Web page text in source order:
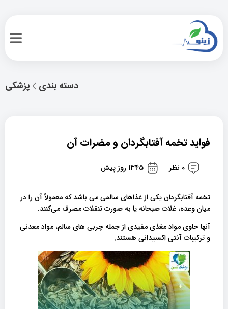
پزشکی دسته بندی
فواید تخمه آفتابگردان و مضرات آن
0 نظر 1345 روز پیش
تخمه آفتابگردان یکی از غذاهای سالمی می باشد که معمولاً آن‌ را در
میان وعده، غلات صبحانه یا به صورت تنقلات مصرف می‌کنند.
آنها حاوی مواد مغذی مفیدی از جمله چربی های سالم، مواد معدنی
و ترکیبات آنتی اکسیدانی هستند.